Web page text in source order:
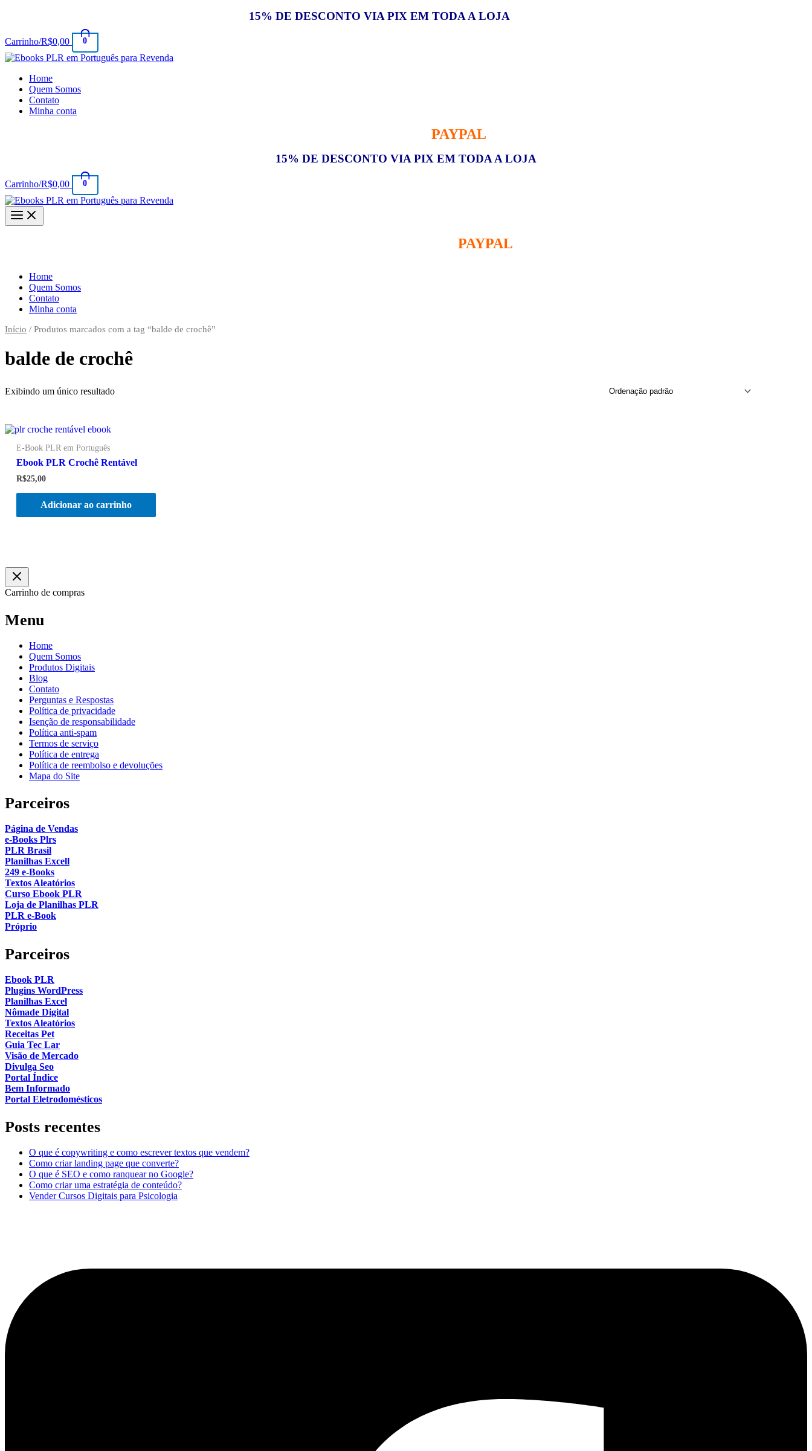
o
conteúdo
15% DE DESCONTO VIA PIX EM TODA A LOJA
Carrinho/R$0,00 0
Home
Quem Somos
Contato
Minha conta
PAYPAL
15% DE DESCONTO VIA PIX EM TODA A LOJA
Carrinho/R$0,00 0
PAYPAL
Home
Quem Somos
Contato
Minha conta
Início / Produtos marcados com a tag “balde de crochê”
balde de crochê
Exibindo um único resultado
E-Book PLR em Português
Ebook PLR Crochê Rentável
R$25,00
Adicionar ao carrinho
Carrinho de compras
Menu
Home
Quem Somos
Produtos Digitais
Blog
Contato
Perguntas e Respostas
Política de privacidade
Isenção de responsabilidade
Política anti-spam
Termos de serviço
Política de entrega
Política de reembolso e devoluções
Mapa do Site
Parceiros
Página de Vendas
e-Books Plrs
PLR Brasil
Planilhas Excell
249 e-Books
Textos Aleatórios
Curso Ebook PLR
Loja de Planilhas PLR
PLR e-Book
Próprio
Parceiros
Ebook PLR
Plugins WordPress
Planilhas Excel
Nômade Digital
Textos Aleatórios
Receitas Pet
Guia Tec Lar
Visão de Mercado
Divulga Seo
Portal Índice
Bem Informado
Portal Eletrodomésticos
Posts recentes
O que é copywriting e como escrever textos que vendem?
Como criar landing page que converte?
O que é SEO e como ranquear no Google?
Como criar uma estratégia de conteúdo?
Vender Cursos Digitais para Psicologia